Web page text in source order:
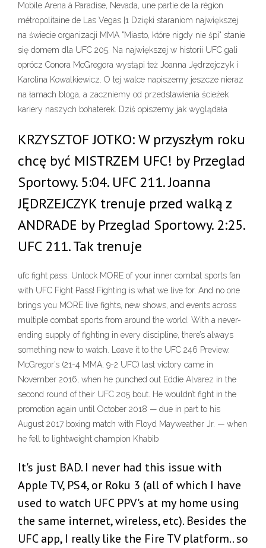
Mobile Arena à Paradise, Nevada, une partie de la région
métropolitaine de Las Vegas [1 Dzięki staraniom największej
na świecie organizacji MMA "Miasto, które nigdy nie śpi" stanie
się domem dla UFC 205. Na największej w historii UFC gali
oprócz Conora McGregora wystąpi też Joanna Jędrzejczyk i
Karolina Kowalkiewicz. O tej walce napiszemy jeszcze nieraz
na łamach bloga, a zaczniemy od przedstawienia ścieżek
kariery naszych bohaterek. Dziś opiszemy jak wyglądała
KRZYSZTOF JOTKO: W przyszłym roku
chcę być MISTRZEM UFC! by Przeglad
Sportowy. 5:04. UFC 211. Joanna
JĘDRZEJCZYK trenuje przed walką z
ANDRADE by Przeglad Sportowy. 2:25.
UFC 211. Tak trenuje
ufc fight pass. Unlock MORE of your inner combat sports fan
with UFC Fight Pass! Fighting is what we live for. And no one
brings you MORE live fights, new shows, and events across
multiple combat sports from around the world. With a never-
ending supply of fighting in every discipline, there’s always
something new to watch. Leave it to the UFC 246 Preview.
McGregor’s (21-4 MMA, 9-2 UFC) last victory came in
November 2016, when he punched out Eddie Alvarez in the
second round of their UFC 205 bout. He wouldn’t fight in the
promotion again until October 2018 — due in part to his
August 2017 boxing match with Floyd Mayweather Jr. — when
he fell to lightweight champion Khabib
It's just BAD. I never had this issue with
Apple TV, PS4, or Roku 3 (all of which I have
used to watch UFC PPV's at my home using
the same internet, wireless, etc). Besides the
UFC app, I really like the Fire TV platform.. so